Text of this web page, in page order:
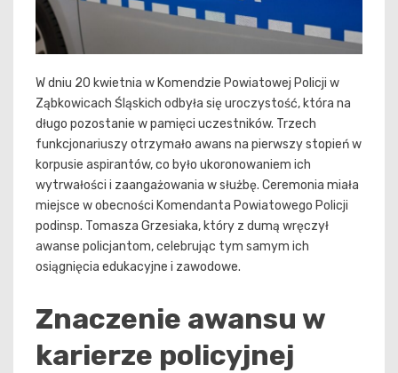
W dniu 20 kwietnia w Komendzie Powiatowej Policji w
Ząbkowicach Śląskich odbyła się uroczystość, która na
długo pozostanie w pamięci uczestników. Trzech
funkcjonariuszy otrzymało awans na pierwszy stopień w
korpusie aspirantów, co było ukoronowaniem ich
wytrwałości i zaangażowania w służbę. Ceremonia miała
miejsce w obecności Komendanta Powiatowego Policji
podinsp. Tomasza Grzesiaka, który z dumą wręczył
awanse policjantom, celebrując tym samym ich
osiągnięcia edukacyjne i zawodowe.
Znaczenie awansu w
karierze policyjnej